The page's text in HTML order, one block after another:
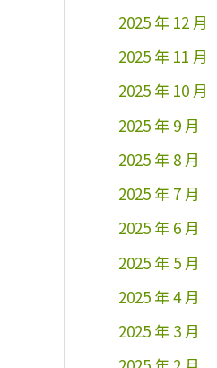
2025 年 12 月
2025 年 11 月
2025 年 10 月
2025 年 9 月
2025 年 8 月
2025 年 7 月
2025 年 6 月
2025 年 5 月
2025 年 4 月
2025 年 3 月